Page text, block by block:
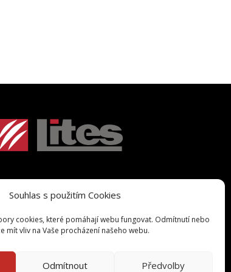
Souhlas s použitím Cookies
cookies, které pomáhají webu fungovat. Odmítnutí nebo
mít vliv na Vaše procházení našeho webu.
Odmítnout Předvolby